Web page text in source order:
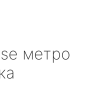
метро